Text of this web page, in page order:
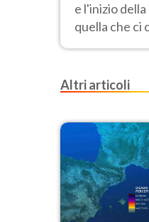
e l'inizio
quella che ci
Ferragosto,
Altri articoli